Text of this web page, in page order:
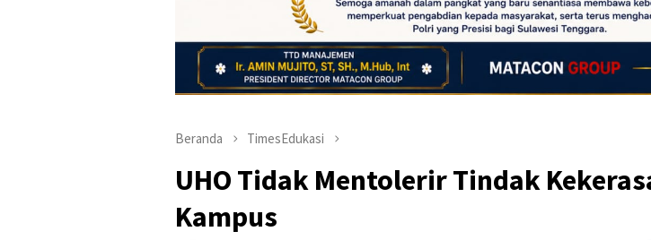
Beranda TimesEdukasi
UHO Tidak Mentolerir Tindak
Kampus